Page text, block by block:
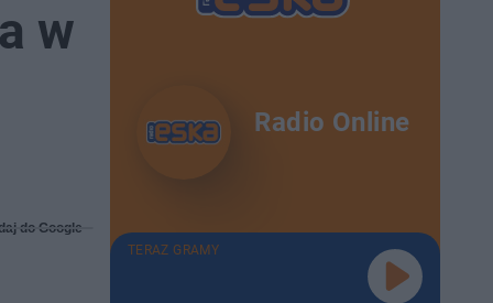
w
do Google
Radio Online
TERAZ GRAMY